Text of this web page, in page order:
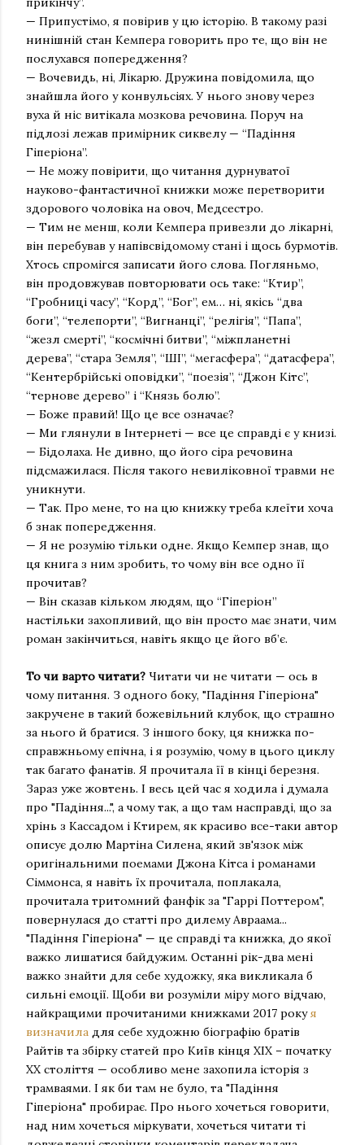
— Припустімо, я повірив у цю історію. В такому разі
нинішній стан Кемпера говорить про те, що він не
послухався попередження?
— Вочевидь, ні, Лікарю. Дружина повідомила, що
знайшла його у конвульсіях. У нього знову через
вуха й ніс витікала мозкова речовина. Поруч на
підлозі лежав примірник сиквелу — “Падіння
Гіперіона”.
— Не можу повірити, що читання дурнуватої
науково-фантастичної книжки може перетворити
здорового чоловіка на овоч, Медсестро.
— Тим не менш, коли Кемпера привезли до лікарні,
він перебував у напівсвідомому стані і щось бурмотів.
Хтось спромігся записати його слова. Погляньмо,
він продовжував повторювати ось таке: “Ктир”,
“Гробниці часу”, “Корд”, “Бог”, ем… ні, якісь “два
боги”, “телепорти”, “Вигнанці”, “релігія”, “Папа”,
“жезл смерті”, “космічні битви”, “міжпланетні
дерева”, “стара Земля”, “ШІ”, “мегасфера”, “датасфера”,
“Кентербрійські оповідки”, “поезія”, “Джон Кітс”,
“тернове дерево” і “Князь болю”.
— Боже правий! Що це все означає?
— Ми глянули в Інтернеті — все це справді є у книзі.
— Бідолаха. Не дивно, що його сіра речовина
підсмажилася. Після такого невиліковної травми не
уникнути.
— Так. Про мене, то на цю книжку треба клеїти хоча
б знак попередження.
— Я не розумію тільки одне. Якщо Кемпер знав, що
ця книга з ним зробить, то чому він все одно її
прочитав?
— Він сказав кільком людям, що “Гіперіон”
настільки захопливий, що він просто має знати, чим
роман закінчиться, навіть якщо це його вб’є.
То чи варто читати? Читати чи не читати — ось в
чому питання. З одного боку, "Падіння Гіперіона"
закручене в такий божевільний клубок, що страшно
за нього й братися. З іншого боку, ця книжка по-
справжньому епічна, і я розумію, чому в цього циклу
так багато фанатів. Я прочитала її в кінці березня.
Зараз уже жовтень. І весь цей час я ходила і думала
про "Падіння...", а чому так, а що там насправді, що за
хрінь з Кассадом і Ктирем, як красиво все-таки автор
описує долю Мартіна Силена, який зв'язок між
оригінальними поемами Джона Кітса і романами
Сіммонса, я навіть їх прочитала, поплакала,
прочитала тритомний фанфік за "Гаррі Поттером",
повернулася до статті про дилему Авраама...
"Падіння Гіперіона" — це справді та книжка, до якої
важко лишатися байдужим. Останні рік-два мені
важко знайти для себе художку, яка викликала б
сильні емоції. Щоби ви розуміли міру мого відчаю,
найкращими прочитаними книжками 2017 рокуя
визначила для себе художню біографію братів
Райтів та збірку статей про Київ кінця ХІХ – початку
ХХ століття — особливо мене захопила історія з
трамваями. І як би там не було, та "Падіння
Гіперіона" пробирає. Про нього хочеться говорити,
над ним хочеться міркувати, хочеться читати ті